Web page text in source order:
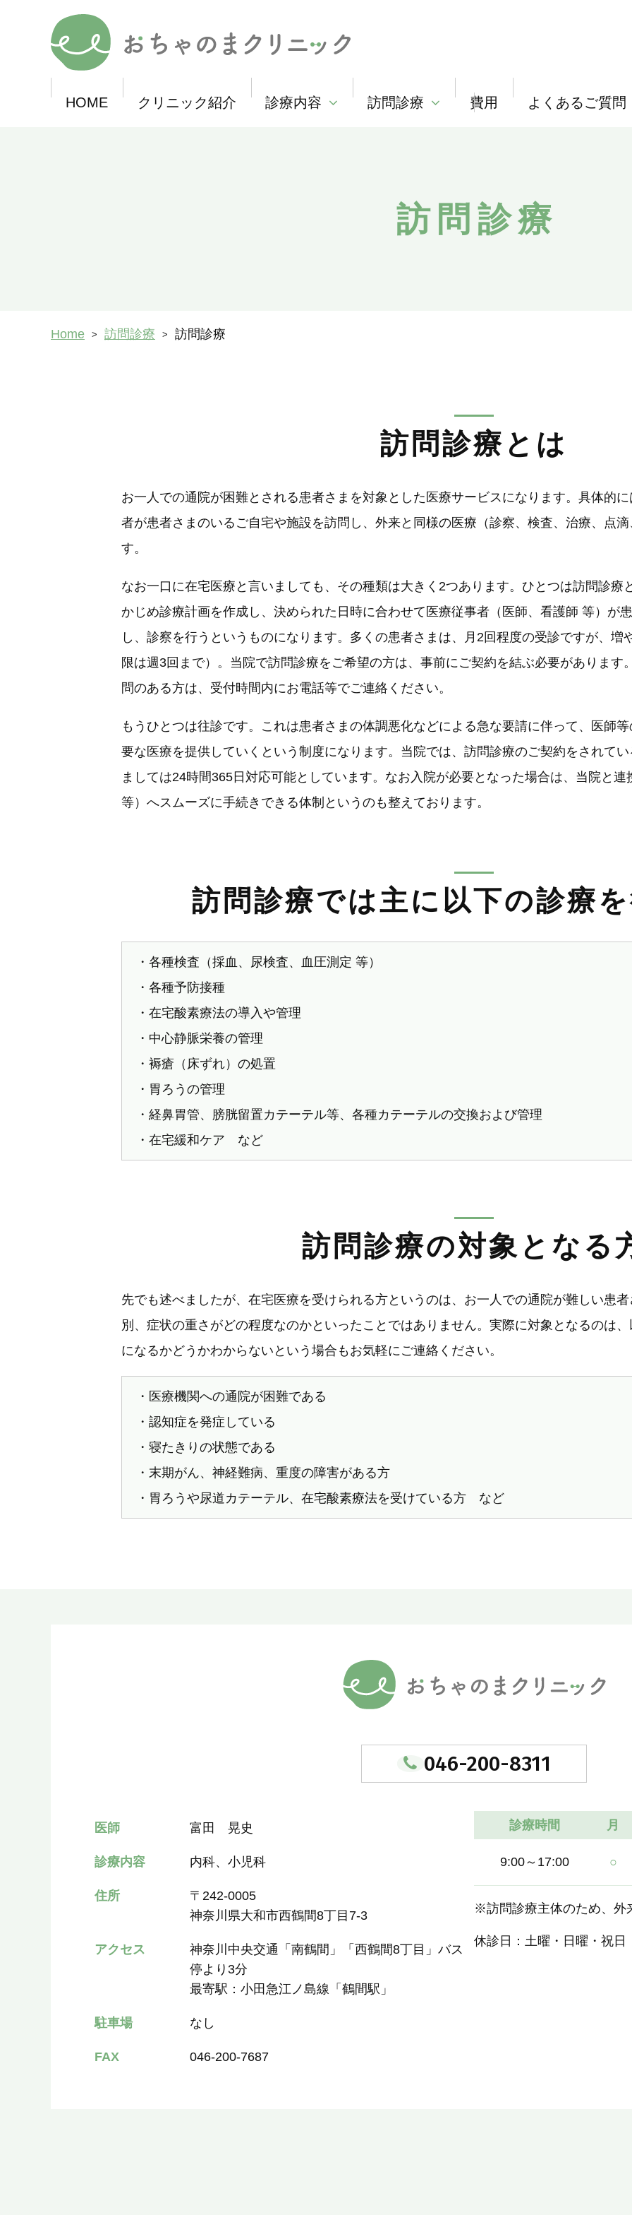
おちゃのまクリニック
HOME クリニック紹介 診療内容 訪問診療 費用 よくあるご質問
Home 訪問診療 訪問診療
訪問診療
訪問診療とは
お一人での通院が困難とされる患者さまを対象とした医療サービスになります。具体的
者が患者さまのいるご自宅や施設を訪問し、外来と同様の医療（診察、検査、治療、点
す。
なお一口に在宅医療と言いましても、その種類は大きく2つあります。ひとつは訪問診療
かじめ診療計画を作成し、決められた日時に合わせて医療従事者（医師、看護師 等）が
し、診察を行うというものになります。多くの患者さまは、月2回程度の受診ですが、増
限は週3回まで）。当院で訪問診療をご希望の方は、事前にご契約を結ぶ必要があります
問のある方は、受付時間内にお電話等でご連絡ください。
もうひとつは往診です。これは患者さまの体調悪化などによる急な要請に伴って、医師
要な医療を提供していくという制度になります。当院では、訪問診療のご契約をされて
ましては24時間365日対応可能としています。なお入院が必要となった場合は、当院と
等）へスムーズに手続きできる体制というのも整えております。
訪問診療では主に以下の診療
・各種検査（採血、尿検査、血圧測定 等）
・各種予防接種
・在宅酸素療法の導入や管理
・中心静脈栄養の管理
・褥瘡（床ずれ）の処置
・胃ろうの管理
・経鼻胃管、膀胱留置カテーテル等、各種カテーテルの交換および管理
・在宅緩和ケア など
訪問診療の対象となる
先でも述べましたが、在宅医療を受けられる方というのは、お一人での通院が難しい患
別、症状の重さがどの程度なのかといったことではありません。実際に対象となるのは
になるかどうかわからないという場合もお気軽にご連絡ください。
・医療機関への通院が困難である
・認知症を発症している
・寝たきりの状態である
・末期がん、神経難病、重度の障害がある方
・胃ろうや尿道カテーテル、在宅酸素療法を受けている方 など
046-200-8311
医師 富田 晃史
診療内容 内科、小児科
住所
〒242-0005
神奈川県大和市西鶴間8丁目7-3
アクセス
神奈川中央交通「南鶴間」「西鶴間8丁目」バス
停より3分
最寄駅：小田急江ノ島線「鶴間駅」
駐車場 なし
FAX 046-200-7687
診療時間 月
9:00～17:00 ○
※訪問診療主体のため、外
休診日：土曜・日曜・祝日